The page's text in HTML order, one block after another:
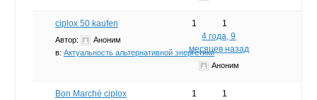
ciplox 50 kaufen
Автор:
Аноним
в: Актуальность альтернативной энергетики
1
1
4 года, 9
месяцев назад
Аноним
Bon Marché ciplox 1
1